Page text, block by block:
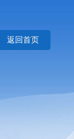
返回首页